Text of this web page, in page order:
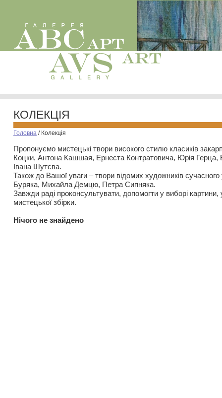
КОЛЕКЦІЯ
Головна / Колекція
Пропонуємо мистецькі твори високого стилю класиків
Коцки, Антона Кашшая, Ернеста Контратовича, Юрія
Івана Шутєва.
Також до Вашої уваги – твори відомих художників
Буряка, Михайла Демцю, Петра Сипняка.
Завжди раді проконсультувати, допомогти у виборі картини,
мистецької збірки.
Нiчого не знайдено